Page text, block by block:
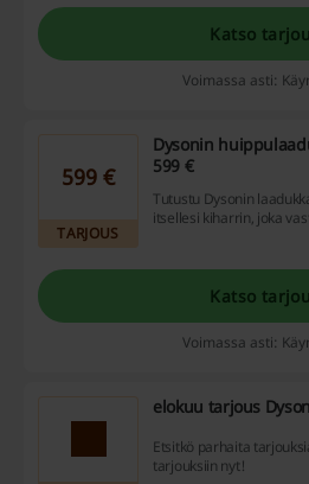
tehokkaita.
Katso
Voimassa asti:
599 €
TARJOUS
Dysonin
599 €
Tutustu Dysonin
itsellesi kiharrin, joka
Katso
Voimassa asti:
elokuu tarjous Dyson
Etsitkö parhaita
tarjouksiin nyt!